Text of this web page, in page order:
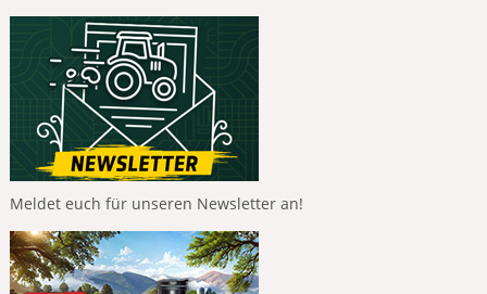
Meldet euch für unseren Newsletter an!